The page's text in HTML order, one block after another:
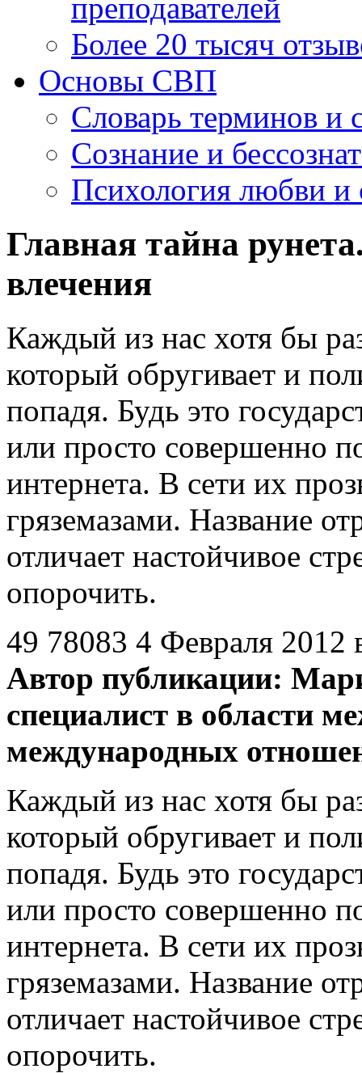
преподавателей
Более 20 тысяч
Основы СВП
Словарь терминов и
Сознание и
Психология любви и
Главная тайна
влечения
Каждый из нас хотя бы
который обругивает и
попадя. Будь это
или просто совершенно
интернета. В сети их
гряземазами. Название
отличает настойчивое
опорочить.
49 78083 4 Февраля 2012
Автор публикации:
специалист в области
международных
Каждый из нас хотя бы
который обругивает и
попадя. Будь это
или просто совершенно
интернета. В сети их
гряземазами. Название
отличает настойчивое
опорочить.